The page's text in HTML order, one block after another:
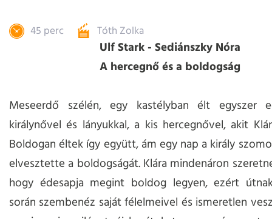
45 perc Tóth Zolka
Ulf Stark - Sediánszky Nóra
A hercegnő és a boldogság
Meseerdő szélén, egy kastélyban élt egyszer
királynővel és lányukkal, a kis hercegnővel, akit
Boldogan éltek így együtt, ám egy nap a király
elvesztette a boldogságát. Klára mindenáron
hogy édesapja megint boldog legyen, ezért
során szembenéz saját félelmeivel és ismeretlen